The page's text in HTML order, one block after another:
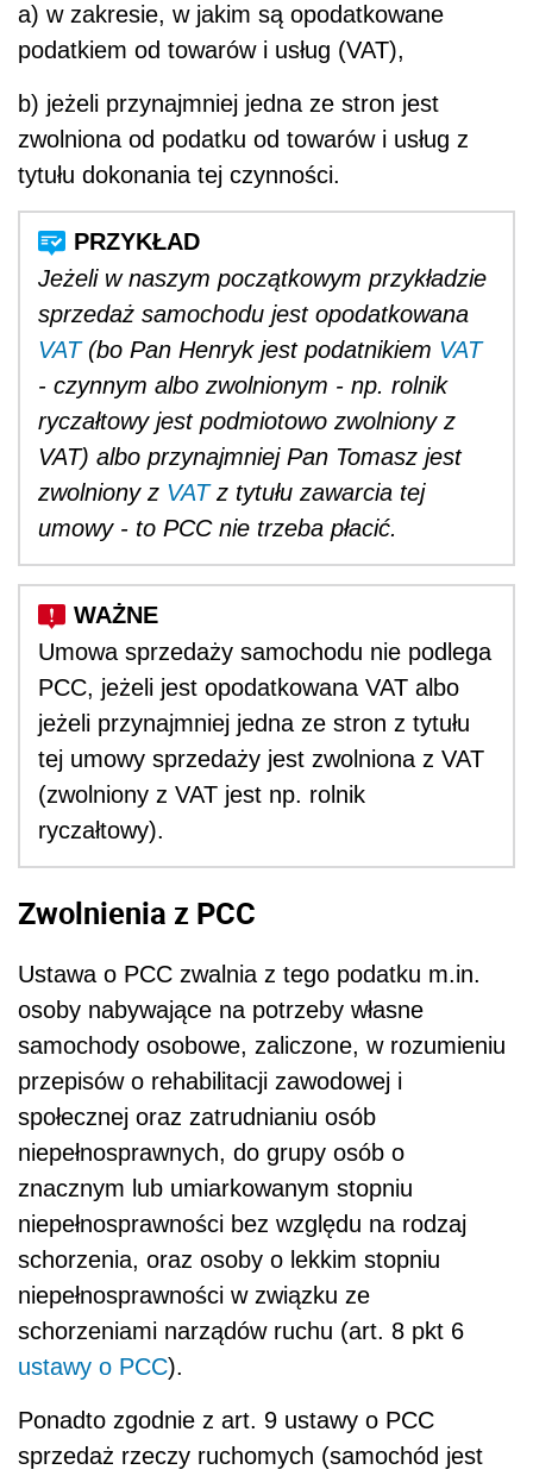
a) w zakresie, w jakim są opodatkowane
podatkiem od towarów i usług (VAT),
b) jeżeli przynajmniej jedna ze stron jest
zwolniona od podatku od towarów i usług z
tytułu dokonania tej czynności.
Jeżeli w naszym początkowym przykładzie
sprzedaż samochodu jest opodatkowana
VAT(bo Pan Henryk jest podatnikiem VAT
- czynnym albo zwolnionym - np. rolnik
ryczałtowy jest podmiotowo zwolniony z
VAT) albo przynajmniej Pan Tomasz jest
zwolniony z VATz tytułu zawarcia tej
umowy - to PCC nie trzeba płacić.
Umowa sprzedaży samochodu nie podlega
PCC, jeżeli jest opodatkowana VAT albo
jeżeli przynajmniej jedna ze stron z tytułu
tej umowy sprzedaży jest zwolniona z VAT
(zwolniony z VAT jest np. rolnik
ryczałtowy).
Zwolnienia z PCC
Ustawa o PCC zwalnia z tego podatku m.in.
osoby nabywające na potrzeby własne
samochody osobowe, zaliczone, w rozumieniu
przepisów o rehabilitacji zawodowej i
społecznej oraz zatrudnianiu osób
niepełnosprawnych, do grupy osób o
znacznym lub umiarkowanym stopniu
niepełnosprawności bez względu na rodzaj
schorzenia, oraz osoby o lekkim stopniu
niepełnosprawności w związku ze
schorzeniami narządów ruchu (art. 8 pkt 6
ustawy o PCC).
Ponadto zgodnie z art. 9 ustawy o PCC
sprzedaż rzeczy ruchomych (samochód jest